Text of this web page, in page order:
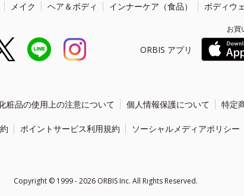
メイク ヘア＆ボディ インナーケア（食品） ボディウ
ORBIS アプリ
お買
粧品の使用上の注意について 個人情報保護について 特定
ポイントサービス利用規約 ソーシャルメディアポリシー
Copyright © 1999 - 2026 ORBIS Inc. All Rights Reserved.